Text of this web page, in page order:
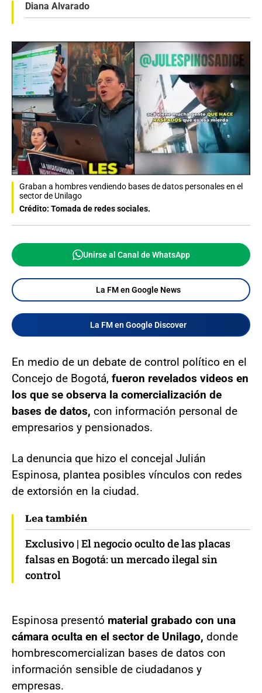
Diana Alvarado
Graban a hombres vendiendo bases de datos personales en el
sector de Unilago
Crédito: Tomada de redes sociales.
Unirse al Canal de WhatsApp
La FM en Google News
La FM en Google Discover
En medio de un debate de control político en el
Concejo de Bogotá, fueron revelados videos en
los que se observa la comercialización de
bases de datos, con información personal de
empresarios y pensionados.
La denuncia que hizo el concejal Julián
Espinosa, plantea posibles vínculos con redes
de extorsión en la ciudad.
Lea también
Exclusivo | El negocio oculto de las placas
falsas en Bogotá: un mercado ilegal sin
control
Espinosa presentó material grabado con una
cámara oculta en el sector de Unilago, donde
hombrescomercializan bases de datos con
información sensible de ciudadanos y
empresas.